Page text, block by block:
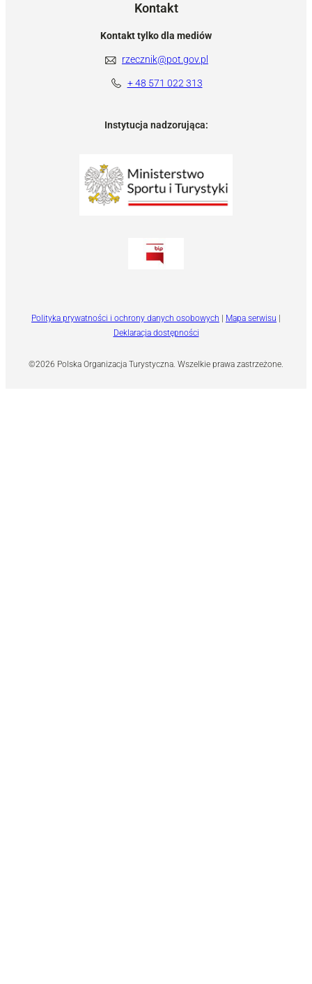
Kontakt
Kontakt tylko dla mediów
rzecznik@pot.gov.pl
+ 48 571 022 313
Instytucja nadzorująca:
©2026 Polska Organizacja Turystyczna. Wszelkie prawa zastrzeżone.
Polityka prywatności i ochrony danych osobowych | Mapa serwisu |
Deklaracja dostępności